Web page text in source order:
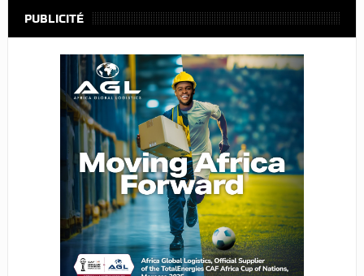
PUBLICITÉ